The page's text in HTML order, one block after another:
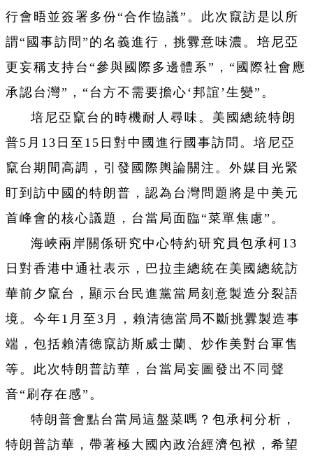
行會晤並簽署多份“合作協議”。此次竄訪是以所
謂“國事訪問”的名義進行，挑釁意味濃。培尼亞
更妄稱支持台“參與國際多邊體系”，“國際社會應
承認台灣”，“台方不需要擔心‘邦誼’生變”。
培尼亞竄台的時機耐人尋味。美國總統特朗
普5月13日至15日對中國進行國事訪問。培尼亞
竄台期間高調，引發國際輿論關注。外媒目光緊
盯到訪中國的特朗普，認為台灣問題將是中美元
首峰會的核心議題，台當局面臨“菜單焦慮”。
海峽兩岸關係研究中心特約研究員包承柯13
日對香港中通社表示，巴拉圭總統在美國總統訪
華前夕竄台，顯示台民進黨當局刻意製造分裂語
境。今年1月至3月，賴清德當局不斷挑釁製造事
端，包括賴清德竄訪斯威士蘭、炒作美對台軍售
等。此次特朗普訪華，台當局妄圖發出不同聲
音“刷存在感”。
特朗普會點台當局這盤菜嗎？包承柯分析，
特朗普訪華，帶著極大國內政治經濟包袱，希望